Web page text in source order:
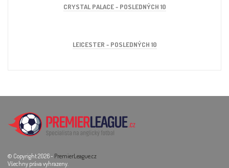
CRYSTAL PALACE - POSLEDNÝCH 10
LEICESTER - POSLEDNÝCH 10
© Copyright 2026 - PremierLeague.cz
Všechny práva vyhrazeny.